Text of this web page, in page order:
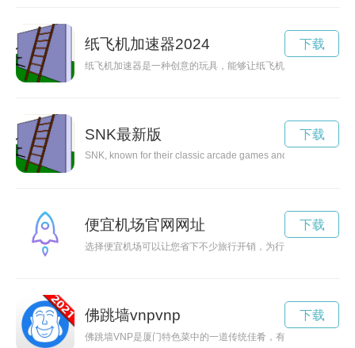
纸飞机加速器2024
纸飞机加速器是一种创意的玩具，能够让纸飞机在飞行中获得
下载
SNK最新版
SNK, known for their classic arcade games and the iconic
下载
便宜机场官网网址
选择便宜机场可以让您省下不少旅行开销，为行程增添更多乐
下载
佛跳墙vnpvnp
佛跳墙VNP是厦门特色菜中的一道传统佳肴，有着悠久的历史
下载